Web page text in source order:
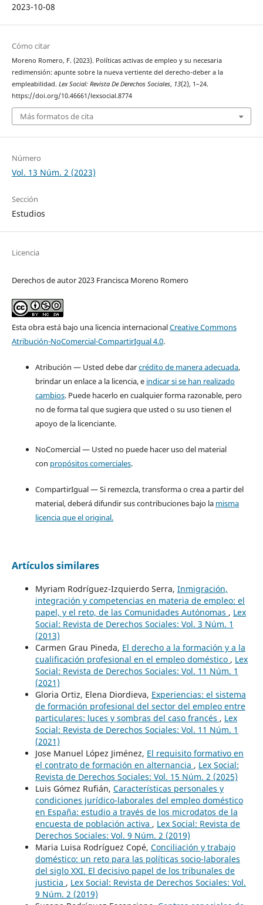
2023-10-08
Cómo citar
Moreno Romero, F. (2023). Políticas activas de empleo y su necesaria
redimensión: apunte sobre la nueva vertiente del derecho-deber a la
empleabilidad. Lex Social: Revista De Derechos Sociales, 13(2), 1–24.
https://doi.org/10.46661/lexsocial.8774
Más formatos de cita
Número
Vol. 13 Núm. 2 (2023)
Sección
Estudios
Licencia
Derechos de autor 2023 Francisca Moreno Romero
Esta obra está bajo una licencia internacionalCreative Commons
Atribución-NoComercial-CompartirIgual 4.0.
Atribución — Usted debe darcrédito de manera adecuada,
brindar un enlace a la licencia, e indicar si se han realizado
cambios. Puede hacerlo en cualquier forma razonable, pero
no de forma tal que sugiera que usted o su uso tienen el
apoyo de la licenciante.
NoComercial — Usted no puede hacer uso del material
con propósitos comerciales.
CompartirIgual — Si remezcla, transforma o crea a partir del
material, deberá difundir sus contribuciones bajo la misma
licencia que el original.
Artículos similares
Myriam Rodríguez-Izquierdo Serra, Inmigración,
integración y competencias en materia de empleo: el
papel, y el reto, de las Comunidades Autónomas , Lex
Social: Revista de Derechos Sociales: Vol. 3 Núm. 1
(2013)
Carmen Grau Pineda, El derecho a la formación y a la
cualificación profesional en el empleo doméstico , Lex
Social: Revista de Derechos Sociales: Vol. 11 Núm. 1
(2021)
Gloria Ortiz, Elena Diordieva, Experiencias: el sistema
de formación profesional del sector del empleo entre
particulares: luces y sombras del caso francés , Lex
Social: Revista de Derechos Sociales: Vol. 11 Núm. 1
(2021)
Jose Manuel López Jiménez, El requisito formativo en
el contrato de formación en alternancia , Lex Social:
Revista de Derechos Sociales: Vol. 15 Núm. 2 (2025)
Luis Gómez Rufián, Características personales y
condiciones jurídico-laborales del empleo doméstico
en España: estudio a través de los microdatos de la
encuesta de población activa , Lex Social: Revista de
Derechos Sociales: Vol. 9 Núm. 2 (2019)
Maria Luisa Rodríguez Copé, Conciliación y trabajo
doméstico: un reto para las políticas socio-laborales
del siglo XXI. El decisivo papel de los tribunales de
justicia , Lex Social: Revista de Derechos Sociales: Vol.
9 Núm. 2 (2019)